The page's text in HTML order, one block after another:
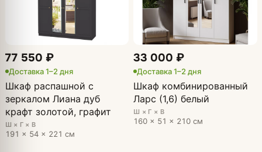
77 550 ₽
Доставка 1–2 дня
Шкаф распашной с
зеркалом Лиана дуб
крафт золотой, графит
Ш × Г × В
191 × 54 × 221 см
33 000 ₽
Доставка 1–2 дня
Шкаф комбинированный
Ларс (1,6) белый
Ш × Г × В
160 × 51 × 210 см